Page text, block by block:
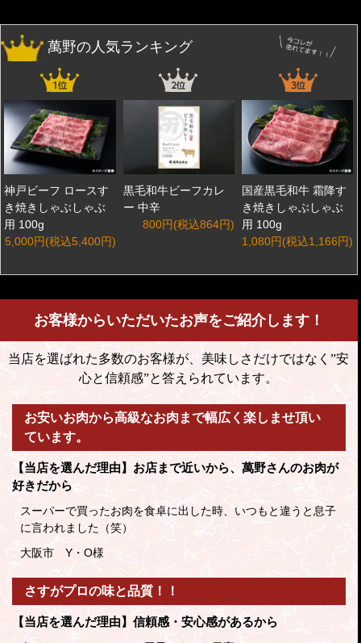
萬野の人気ランキング
神戸ビーフ ロースす
き焼きしゃぶしゃぶ
用 100g
5,000円(税込5,400円)
黒毛和牛ビーフカレ
ー 中辛
800円(税込864円)
国産黒毛和牛 霜降す
き焼きしゃぶしゃぶ
用 100g
1,080円(税込1,166円)
お客様からいただいたお声をご紹介します！
当店を選ばれた多数のお客様が、美味しさだけではなく”安
心と信頼感”と答えられています。
お安いお肉から高級なお肉まで幅広く楽しませ頂い
ています。
【当店を選んだ理由】お店まで近いから、萬野さんのお肉が
好きだから
スーパーで買ったお肉を食卓に出した時、いつもと違うと息子
に言われました（笑）
大阪市 Y・O様
さすがプロの味と品質！！
【当店を選んだ理由】信頼感・安心感があるから